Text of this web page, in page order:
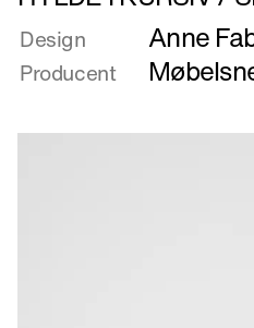
mere
om
HYLDE
/
Design Anne
Producent